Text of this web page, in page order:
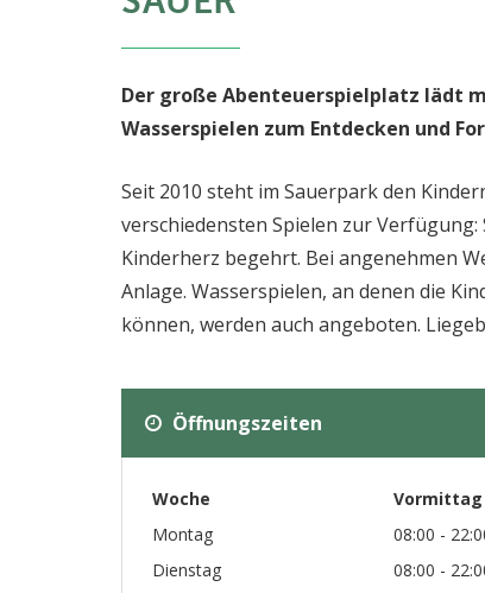
Der große Abenteuerspielplatz lädt
Wasserspielen zum Entdecken und
Seit 2010 steht im Sauerpark den
verschiedensten Spielen zur
Kinderherz begehrt. Bei angenehmen
Anlage. Wasserspielen, an denen die
können, werden auch angeboten.
Öffnungszeiten
Woche Vormittag
Montag
08:00 -
Dienstag
08:00 -